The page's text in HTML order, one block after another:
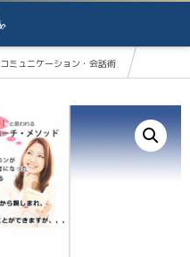
コミュニケーション・会話術